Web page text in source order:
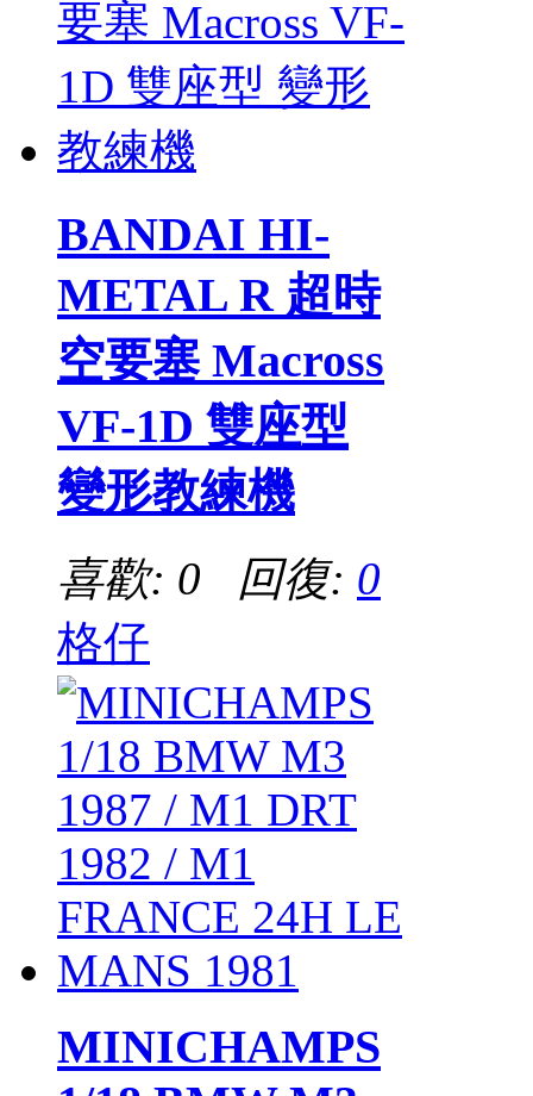
BANDAI HI-
METAL R 超時
空要塞 Macross
VF-1D 雙座型
變形教練機
喜歡: 0 回復: 0
格仔
MINICHAMPS